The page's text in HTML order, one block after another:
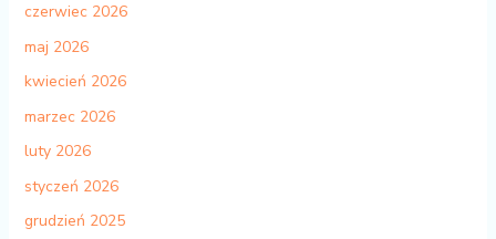
czerwiec 2026
maj 2026
kwiecień 2026
marzec 2026
luty 2026
styczeń 2026
grudzień 2025